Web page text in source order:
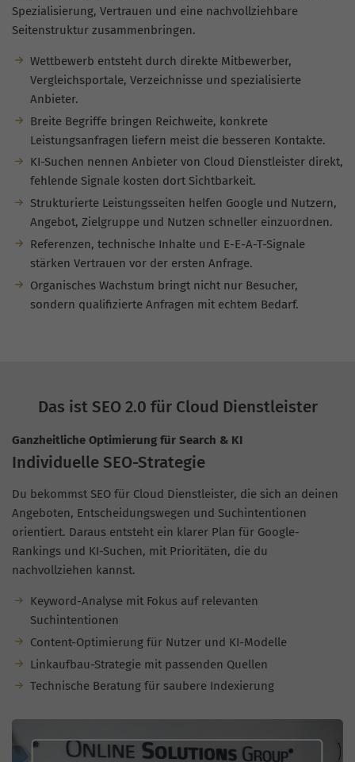
Spezialisierung, Vertrauen und eine nachvollziehbare
Seitenstruktur zusammenbringen.
Wettbewerb entsteht durch direkte Mitbewerber,
Vergleichsportale, Verzeichnisse und spezialisierte
Anbieter.
Breite Begriffe bringen Reichweite, konkrete
Leistungsanfragen liefern meist die besseren Kontakte.
KI-Suchen nennen Anbieter von Cloud Dienstleister direkt,
fehlende Signale kosten dort Sichtbarkeit.
Strukturierte Leistungsseiten helfen Google und Nutzern,
Angebot, Zielgruppe und Nutzen schneller einzuordnen.
Referenzen, technische Inhalte und E-E-A-T-Signale
stärken Vertrauen vor der ersten Anfrage.
Organisches Wachstum bringt nicht nur Besucher,
sondern qualifizierte Anfragen mit echtem Bedarf.
Das ist SEO 2.0 für Cloud Dienstleister
Ganzheitliche Optimierung für Search & KI
Individuelle SEO-Strategie
Du bekommst SEO für Cloud Dienstleister, die sich an deinen
Angeboten, Entscheidungswegen und Suchintentionen
orientiert. Daraus entsteht ein klarer Plan für Google-
Rankings und KI-Suchen, mit Prioritäten, die du
nachvollziehen kannst.
Keyword-Analyse mit Fokus auf relevanten
Suchintentionen
Content-Optimierung für Nutzer und KI-Modelle
Linkaufbau-Strategie mit passenden Quellen
Technische Beratung für saubere Indexierung